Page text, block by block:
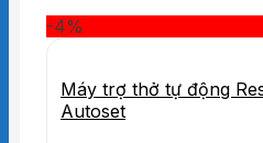
-4%
Máy trợ thở tự động
Autoset